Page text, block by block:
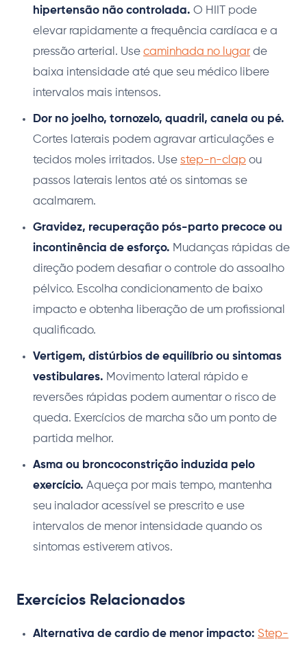
hipertensão não controlada. O HIIT pode
elevar rapidamente a frequência cardíaca e a
pressão arterial. Use caminhada no lugar de
baixa intensidade até que seu médico libere
intervalos mais intensos.
Dor no joelho, tornozelo, quadril, canela ou pé.
Cortes laterais podem agravar articulações e
tecidos moles irritados. Use step-n-clap ou
passos laterais lentos até os sintomas se
acalmarem.
Gravidez, recuperação pós-parto precoce ou
incontinência de esforço. Mudanças rápidas de
direção podem desafiar o controle do assoalho
pélvico. Escolha condicionamento de baixo
impacto e obtenha liberação de um profissional
qualificado.
Vertigem, distúrbios de equilíbrio ou sintomas
vestibulares. Movimento lateral rápido e
reversões rápidas podem aumentar o risco de
queda. Exercícios de marcha são um ponto de
partida melhor.
Asma ou broncoconstrição induzida pelo
exercício. Aqueça por mais tempo, mantenha
seu inalador acessível se prescrito e use
intervalos de menor intensidade quando os
sintomas estiverem ativos.
Exercícios Relacionados
Alternativa de cardio de menor impacto: Step-